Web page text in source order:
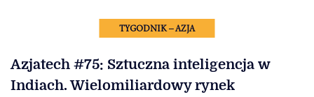
TYGODNIK – AZJA
Azjatech #75: Sztuczna inteligencja w
Indiach. Wielomiliardowy rynek